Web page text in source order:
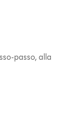
passo, alla